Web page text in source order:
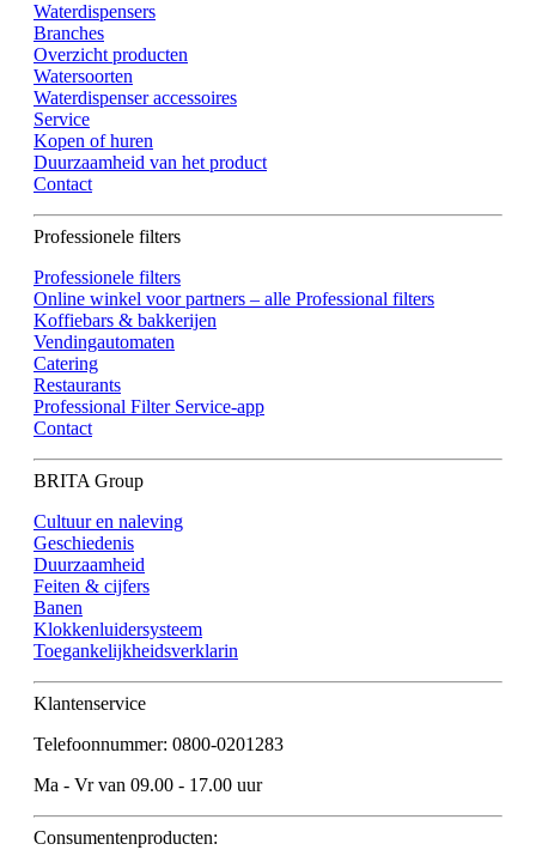
Waterdispensers
Branches
Overzicht producten
Watersoorten
Waterdispenser accessoires
Service
Kopen of huren
Duurzaamheid van het product
Contact
Professionele filters
Professionele filters
Online winkel voor partners – alle Professional filters
Koffiebars & bakkerijen
Vendingautomaten
Catering
Restaurants
Professional Filter Service-app
Contact
BRITA Group
Cultuur en naleving
Geschiedenis
Duurzaamheid
Feiten & cijfers
Banen
Klokkenluidersysteem
Toegankelijkheidsverklarin
Klantenservice
Telefoonnummer: 0800-0201283
Ma - Vr van 09.00 - 17.00 uur
Consumentenproducten: